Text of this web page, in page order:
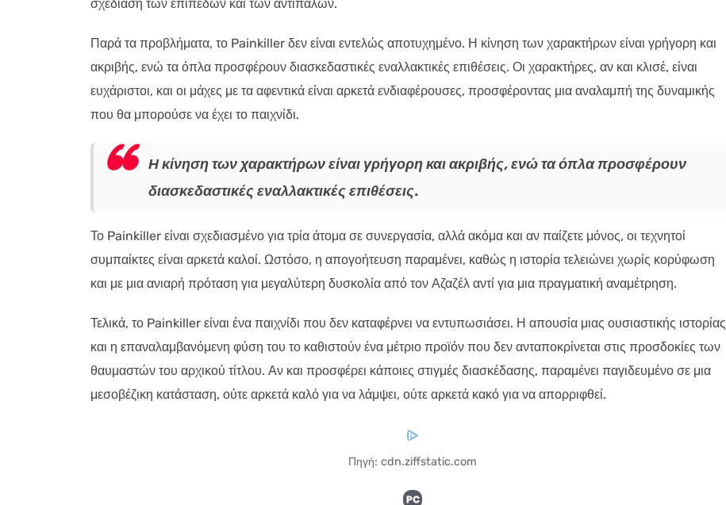
σχεδίαση των επιπέδων και των αντιπάλων.
Παρά τα προβλήματα, το Painkiller δεν είναι εντελώς αποτυχημένο. Η κίνηση των χαρακτήρων είναι γρήγορη και
ακριβής, ενώ τα όπλα προσφέρουν διασκεδαστικές εναλλακτικές επιθέσεις. Οι χαρακτήρες, αν και κλισέ, είναι
ευχάριστοι, και οι μάχες με τα αφεντικά είναι αρκετά ενδιαφέρουσες, προσφέροντας μια αναλαμπή της δυναμικής
που θα μπορούσε να έχει το παιχνίδι.
Η κίνηση των χαρακτήρων είναι γρήγορη και ακριβής, ενώ τα όπλα προσφέρουν
διασκεδαστικές εναλλακτικές επιθέσεις.
Το Painkiller είναι σχεδιασμένο για τρία άτομα σε συνεργασία, αλλά ακόμα και αν παίζετε μόνος, οι τεχνητοί
συμπαίκτες είναι αρκετά καλοί. Ωστόσο, η απογοήτευση παραμένει, καθώς η ιστορία τελειώνει χωρίς κορύφωση
και με μια ανιαρή πρόταση για μεγαλύτερη δυσκολία από τον Αζαζέλ αντί για μια πραγματική αναμέτρηση.
Τελικά, το Painkiller είναι ένα παιχνίδι που δεν καταφέρνει να εντυπωσιάσει. Η απουσία μιας ουσιαστικής ιστορίας
και η επαναλαμβανόμενη φύση του το καθιστούν ένα μέτριο προϊόν που δεν ανταποκρίνεται στις προσδοκίες των
θαυμαστών του αρχικού τίτλου. Αν και προσφέρει κάποιες στιγμές διασκέδασης, παραμένει παγιδευμένο σε μια
μεσοβέζικη κατάσταση, ούτε αρκετά καλό για να λάμψει, ούτε αρκετά κακό για να απορριφθεί.
Πηγή: cdn.ziffstatic.com